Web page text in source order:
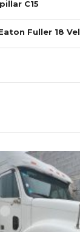
C15
Fuller 18 Vel